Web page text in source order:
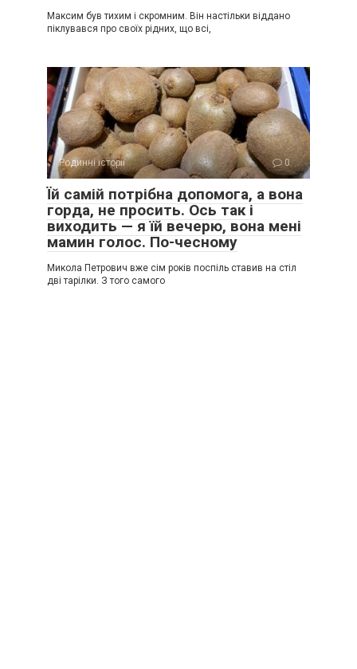
Максим був тихим і скромним. Він настільки віддано
піклувався про своїх рідних, що всі,
Родинні історії 0
Їй самій потрібна допомога, а вона
горда, не просить. Ось так і
виходить — я їй вечерю, вона мені
мамин голос. По-чесному
Микола Петрович вже сім років поспіль ставив на стіл
дві тарілки. З того самого